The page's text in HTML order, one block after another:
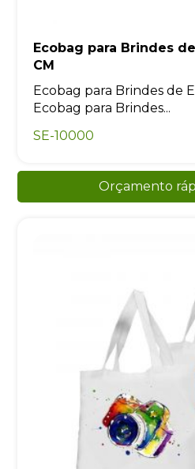
Ecobag para Brindes
CM
Ecobag para Brindes de
Ecobag para Brindes...
SE-10000
Orçamento